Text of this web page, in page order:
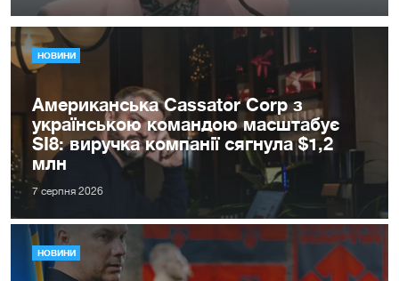
НОВИНИ
Американська Cassator Corp з
українською командою масштабує
SI8: виручка компанії сягнула $1,2
млн
7 серпня 2026
НОВИНИ